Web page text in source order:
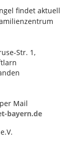
findet aktuell
Str. 1,
Mail
bayern.de